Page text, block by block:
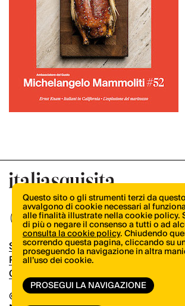
© Copyright 2026.Vertical.it
Shop
Pubblicità
Contatti
Questo sito o gli strumenti terzi da
avvalgono di cookie necessari al
alle finalità illustrate nella cookie policy.
di più o negare il consenso a tutti o ad
consulta la cookie policy. Chiudendo
scorrendo questa pagina, cliccando su
proseguendo la navigazione in altra
all’uso dei cookie.
PROSEGUI LA NAVIGAZIONE